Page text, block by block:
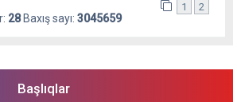
28Baxış sayı: 3045659
1 2
Başlıqlar